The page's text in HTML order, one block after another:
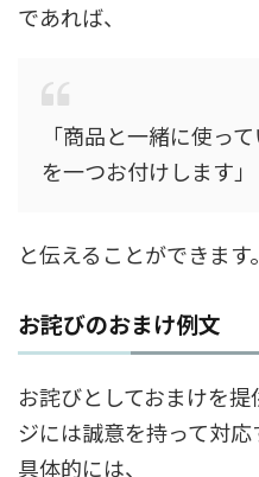
であれば、
「商品と一緒に使っ
を一つお付けします」
と伝えることができます。
お詫びのおまけ例文
お詫びとしておまけを
ジには誠意を持って対応
具体的には、